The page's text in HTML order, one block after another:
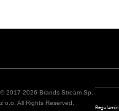
© 2017-2026 Brands Stream Sp.
z o.o. All Rights Reserved.
Regulamin